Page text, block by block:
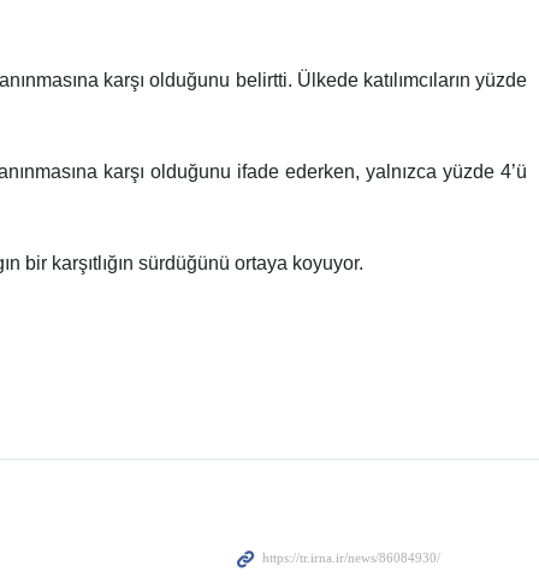
karşı olduğunu belirtti. Ülkede katılımcıların yüzde
karşı olduğunu ifade ederken, yalnızca yüzde 4’ü
bir karşıtlığın sürdüğünü ortaya koyuyor.